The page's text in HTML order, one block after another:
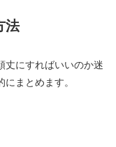
法
丈にすればいいのか迷
まとめます。